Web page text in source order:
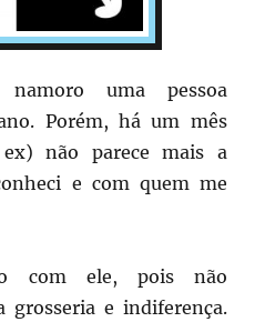
uma pessoa
Porém, há um mês
não parece mais a
e com quem me
com ele, pois não
grosseria e indiferença.